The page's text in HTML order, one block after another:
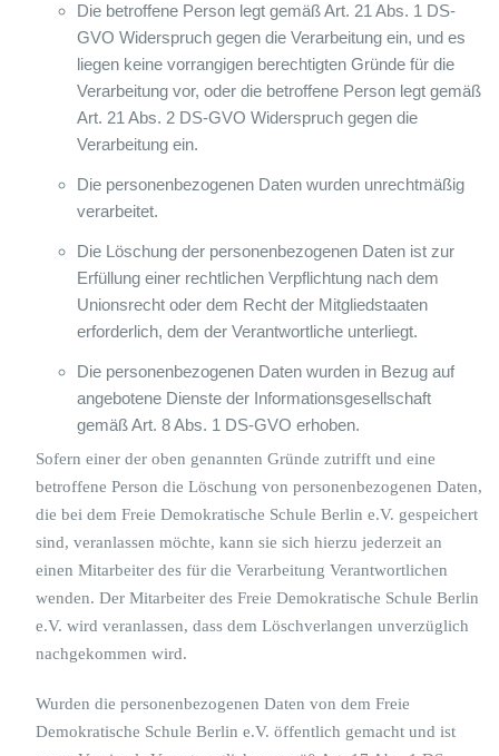
Die betroffene Person legt gemäß Art. 21 Abs. 1 DS-
GVO Widerspruch gegen die Verarbeitung ein, und es
liegen keine vorrangigen berechtigten Gründe für die
Verarbeitung vor, oder die betroffene Person legt gemäß
Art. 21 Abs. 2 DS-GVO Widerspruch gegen die
Verarbeitung ein.
Die personenbezogenen Daten wurden unrechtmäßig
verarbeitet.
Die Löschung der personenbezogenen Daten ist zur
Erfüllung einer rechtlichen Verpflichtung nach dem
Unionsrecht oder dem Recht der Mitgliedstaaten
erforderlich, dem der Verantwortliche unterliegt.
Die personenbezogenen Daten wurden in Bezug auf
angebotene Dienste der Informationsgesellschaft
gemäß Art. 8 Abs. 1 DS-GVO erhoben.
Sofern einer der oben genannten Gründe zutrifft und eine
betroffene Person die Löschung von personenbezogenen Daten,
die bei dem Freie Demokratische Schule Berlin e.V. gespeichert
sind, veranlassen möchte, kann sie sich hierzu jederzeit an
einen Mitarbeiter des für die Verarbeitung Verantwortlichen
wenden. Der Mitarbeiter des Freie Demokratische Schule Berlin
e.V. wird veranlassen, dass dem Löschverlangen unverzüglich
nachgekommen wird.
Wurden die personenbezogenen Daten von dem Freie
Demokratische Schule Berlin e.V. öffentlich gemacht und ist